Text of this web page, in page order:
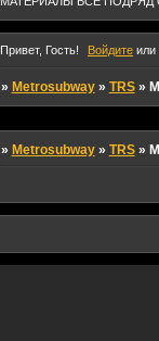
Привет, Гость! Войдите или
» Metrosubway » TRS »
» Metrosubway » TRS »